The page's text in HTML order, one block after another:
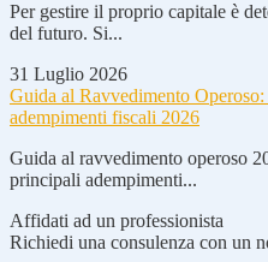
Per gestire il proprio capitale è
del futuro. Si...
31 Luglio 2026
Guida al Ravvedimento
adempimenti fiscali 2026
Guida al ravvedimento operoso
principali adempimenti...
Affidati ad un professionista
Richiedi una consulenza con un